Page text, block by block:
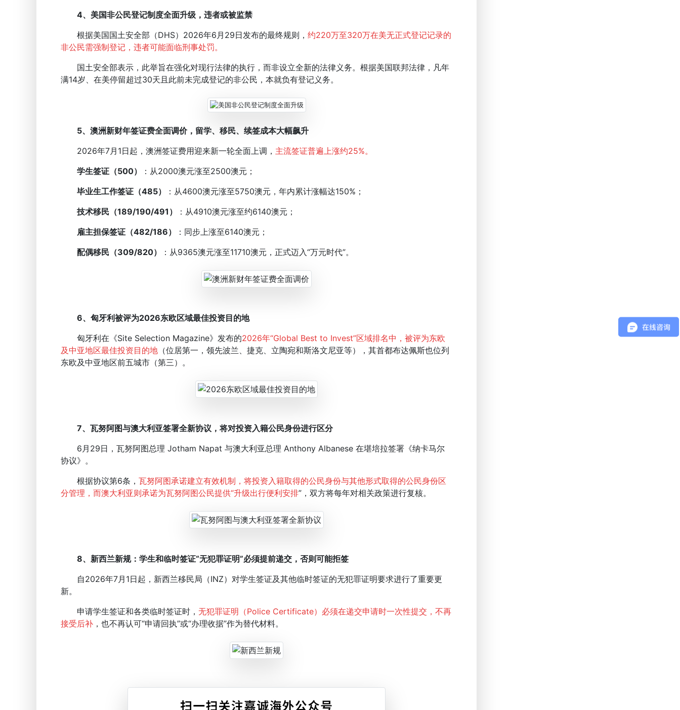
4、美国非公民登记制度全面升级，违者或被监禁
根据美国国土安全部（DHS）2026年6月29日发布的最终规则， 约220万至320万在美无正式登记记录的
非公民需强制登记，违者可能面临刑事处罚。
国土安全部表示，此举旨在强化对现行法律的执行，而非设立全新的法律义务。根据美国联邦法律，凡年
满14岁、在美停留超过30天且此前未完成登记的非公民，本就负有登记义务。
5、澳洲新财年签证费全面调价，留学、移民、续签成本大幅飙升
2026年7月1日起，澳洲签证费用迎来新一轮全面上调， 主流签证普遍上涨约25%。
学生签证（500）
：从2000澳元涨至2500澳元；
毕业生工作签证（485）
：从4600澳元涨至5750澳元，年内累计涨幅达150%；
技术移民（189/190/491）
：从4910澳元涨至约6140澳元；
雇主担保签证（482/186）
：同步上涨至6140澳元；
配偶移民（309/820）
：从9365澳元涨至11710澳元，正式迈入“万元时代”。
6、匈牙利被评为2026东欧区域最佳投资目的地
匈牙利在《Site Selection Magazine》发布的2026年“Global Best to Invest”区域排名中，被评为东欧
及中亚地区最佳投资目的地 （位居第一，领先波兰、捷克、立陶宛和斯洛文尼亚等），其首都布达佩斯也位列
东欧及中亚地区前五城市（第三）。
7、瓦努阿图与澳大利亚签署全新协议，将对投资入籍公民身份进行区分
6月29日，瓦努阿图总理 Jotham Napat 与澳大利亚总理 Anthony Albanese 在堪培拉签署《纳卡马尔
协议》。
根据协议第6条， 瓦努阿图承诺建立有效机制，将投资入籍取得的公民身份与其他形式取得的公民身份区
分管理，而澳大利亚则承诺为瓦努阿图公民提供“升级出行便利安排”，双方将每年对相关政策进行复核。
8、新西兰新规：学生和临时签证“无犯罪证明”必须提前递交，否则可能拒签
自2026年7月1日起，新西兰移民局（INZ）对学生签证及其他临时签证的无犯罪证明要求进行了重要更
新。
申请学生签证和各类临时签证时， 无犯罪证明（Police Certificate）必须在递交申请时一次性提交，不再
接受后补 ，也不再认可“申请回执”或“办理收据”作为替代材料。